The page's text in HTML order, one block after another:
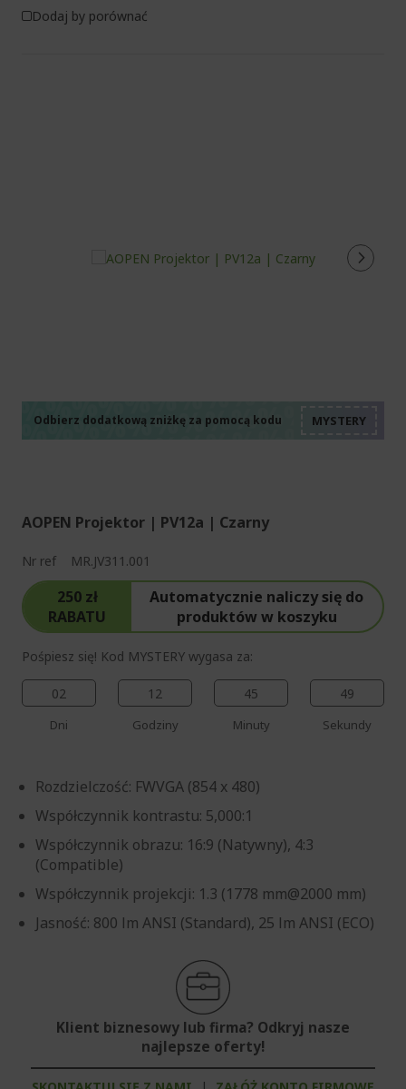
Dodaj by porównać
Odbierz dodatkową zniżkę za pomocą kodu
AOPEN Projektor | PV12a | Czarny
Nr ref MR.JV311.001
250 zł
RABATU
Automatycznie naliczy się do
produktów w koszyku
Pośpiesz się! Kod MYSTERY wygasa za:
02
Dni
12
Godziny
45
Minuty
48
Sekundy
Rozdzielczość: FWVGA (854 x 480)
Współczynnik kontrastu: 5,000:1
Współczynnik obrazu: 16:9 (Natywny), 4:3
(Compatible)
Współczynnik projekcji: 1.3 (1778 mm@2000 mm)
Jasność: 800 lm ANSI (Standard), 25 lm ANSI (ECO)
Klient biznesowy lub firma? Odkryj nasze
najlepsze oferty!